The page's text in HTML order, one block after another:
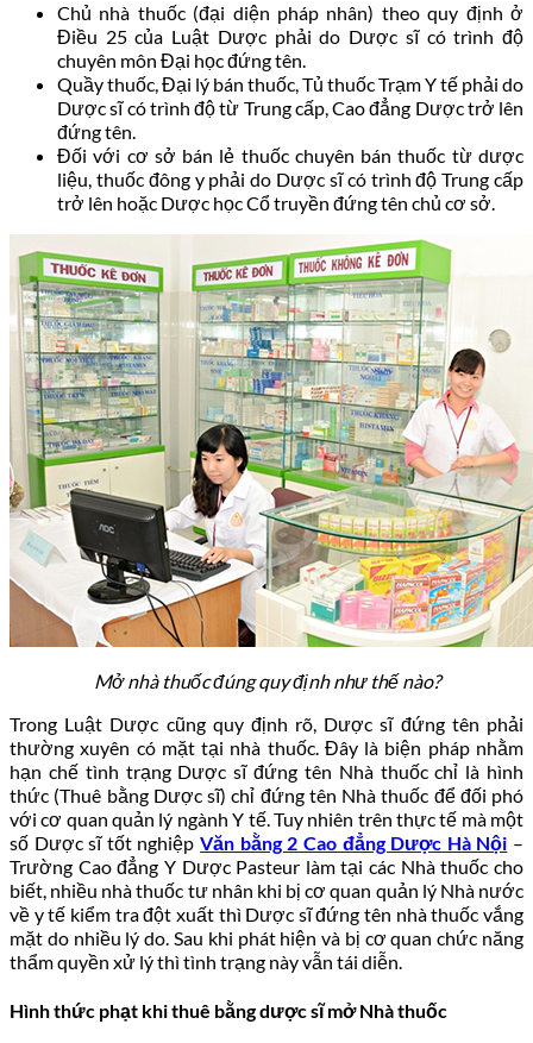
Chủ nhà thuốc (đại diện pháp nhân) theo quy định ở
Điều 25 của Luật Dược phải do Dược sĩ có trình độ
chuyên môn Đại học đứng tên.
Quầy thuốc, Đại lý bán thuốc, Tủ thuốc Trạm Y tế phải do
Dược sĩ có trình độ từ Trung cấp, Cao đẳng Dược trở lên
đứng tên.
Đối với cơ sở bán lẻ thuốc chuyên bán thuốc từ dược
liệu, thuốc đông y phải do Dược sĩ có trình độ Trung cấp
trở lên hoặc Dược học Cổ truyền đứng tên chủ cơ sở.
Mở nhà thuốc đúng quy định như thế nào?
Trong Luật Dược cũng quy định rõ, Dược sĩ đứng tên phải
thường xuyên có mặt tại nhà thuốc. Đây là biện pháp nhằm
hạn chế tình trạng Dược sĩ đứng tên Nhà thuốc chỉ là hình
thức (Thuê bằng Dược sĩ) chỉ đứng tên Nhà thuốc để đối phó
với cơ quan quản lý ngành Y tế. Tuy nhiên trên thực tế mà một
số Dược sĩ tốt nghiệpVăn bằng 2 Cao đẳng Dược Hà Nội –
Trường Cao đẳng Y Dược Pasteur làm tại các Nhà thuốc cho
biết, nhiều nhà thuốc tư nhân khi bị cơ quan quản lý Nhà nước
về y tế kiểm tra đột xuất thì Dược sĩ đứng tên nhà thuốc vắng
mặt do nhiều lý do. Sau khi phát hiện và bị cơ quan chức năng
thẩm quyền xử lý thì tình trạng này vẫn tái diễn.
Hình thức phạt khi thuê bằng dược sĩ mở Nhà thuốc